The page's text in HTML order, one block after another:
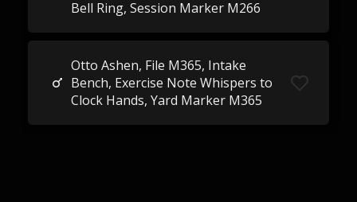
Bell Ring, Session Marker M266
Otto Ashen, File M365, Intake
Bench, Exercise Note Whispers to
Clock Hands, Yard Marker M365